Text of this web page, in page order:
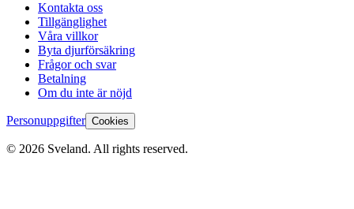
Kontakta oss
Tillgänglighet
Våra villkor
Byta djurförsäkring
Frågor och svar
Betalning
Om du inte är nöjd
Personuppgifter Cookies
© 2026 Sveland. All rights reserved.